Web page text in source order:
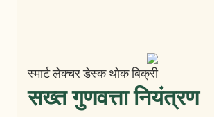
स्मार्ट लेक्चर डेस्क थोक बिक्री
सख्त गुणवत्ता नियंत्रण